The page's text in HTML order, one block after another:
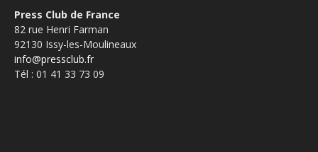
Press Club de France
82 rue Henri Farman
92130 Issy-les-Moulineaux
info@pressclub.fr
Tél : 01 41 33 73 09